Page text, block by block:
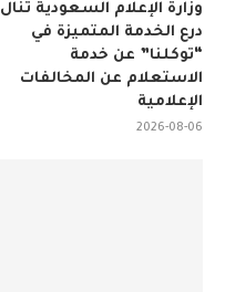
وزارة الإعلام السعودية تنال
درع الخدمة المتميزة في
“توكلنا” عن خدمة
الاستعلام عن المخالفات
الإعلامية
2026-08-06